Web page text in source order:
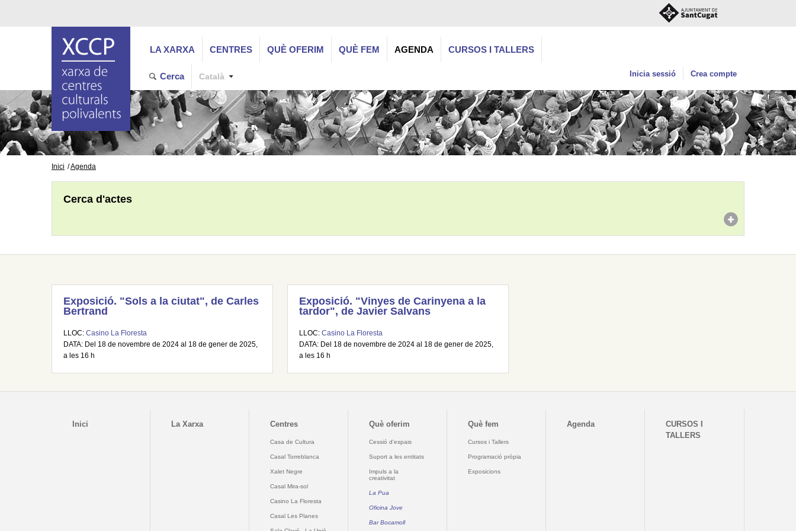
LA XARXA CENTRES QUÈ OFERIM QUÈ FEM AGENDA CURSOS I TALLERS
Cerca Català Inicia sessió Crea compte
Inici Agenda
Cerca d'actes
Exposició. "Sols a la ciutat", de Carles
Bertrand
LLOC: Casino La Floresta
DATA: Del 18 de novembre de 2024 al 18 de gener de 2025,
a les 16 h
Exposició. "Vinyes de Carinyena a la
tardor", de Javier Salvans
LLOC: Casino La Floresta
DATA: Del 18 de novembre de 2024 al 18 de gener de 2025,
a les 16 h
Inici La Xarxa Centres
Casa de Cultura
Casal Torreblanca
Xalet Negre
Casal Mira-sol
Casino La Floresta
Casal Les Planes
Què oferim
Cessió d'espais
Suport a les entitats
Impuls a la
creativitat
La Pua
Oficina Jove
Bar Bocamoll
Què fem
Cursos i Tallers
Programació pròpia
Exposicions
Agenda
CURSOS I
TALLERS